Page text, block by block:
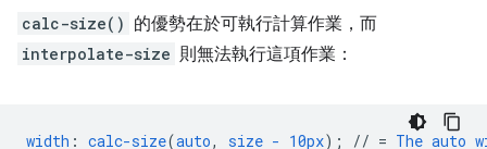
calc-size() 的優勢在於可執行計算作業，而
interpolate-size 則無法執行這項作業：
width : calc-size(auto, size - 10px); // = The auto